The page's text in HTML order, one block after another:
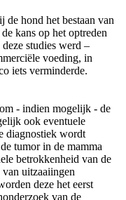
de hond het bestaan van
kans op het optreden
studies werd –
voeding, in
iets verminderde.
- indien mogelijk - de
ook eventuele
diagnostiek wordt
tumor in de mamma
betrokkenheid van de
uitzaaiingen
deze het eerst
van de